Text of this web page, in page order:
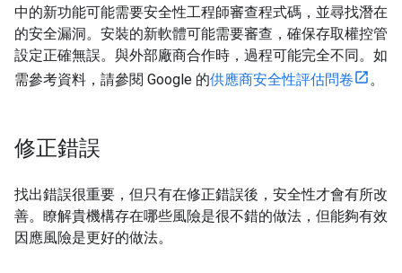
中的新功能可能需要安全性工程師審查程式碼，並尋找潛在
的安全漏洞。安裝的新軟體可能需要審查，確保存取權控管
設定正確無誤。與外部廠商合作時，過程可能完全不同。如
需參考資料，請參閱 Google 的供應商安全性評估問卷 。
修正錯誤
找出錯誤很重要，但只有在修正錯誤後，安全性才會有所改
善。瞭解貴機構存在哪些風險是很不錯的做法，但能夠有效
因應風險是更好的做法。